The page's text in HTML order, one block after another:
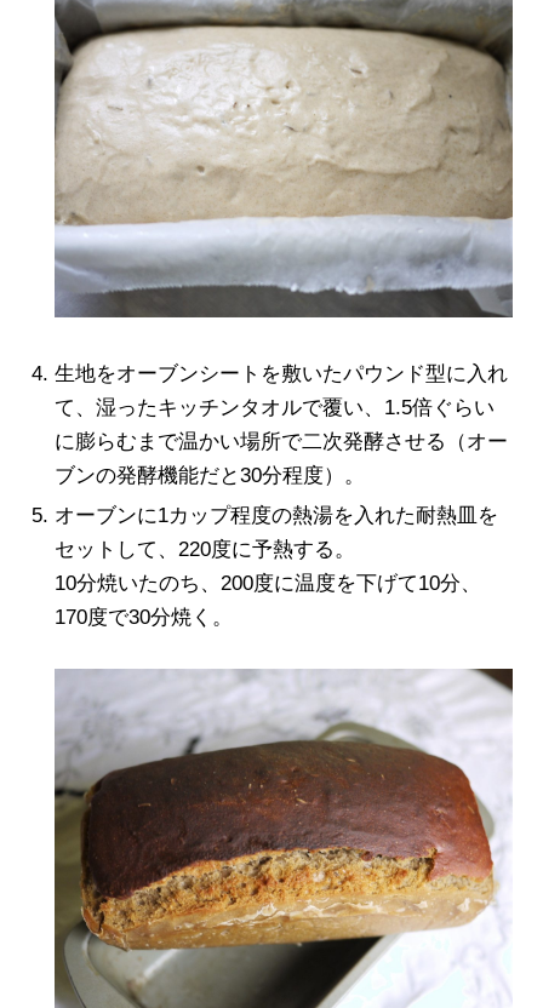
生地をオーブンシートを敷いたパウンド型に入れ
て、湿ったキッチンタオルで覆い、1.5倍ぐらい
に膨らむまで温かい場所で二次発酵させる（オー
ブンの発酵機能だと30分程度）。
オーブンに1カップ程度の熱湯を入れた耐熱皿を
セットして、220度に予熱する。
10分焼いたのち、200度に温度を下げて10分、
170度で30分焼く。